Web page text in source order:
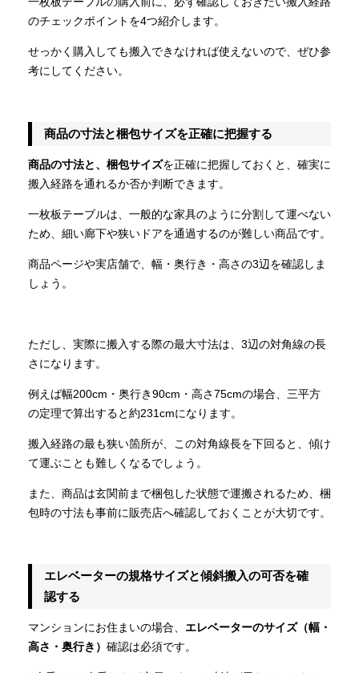
のチェックポイントを4つ紹介します。
せっかく購入しても搬入できなければ使えないので、ぜひ参
考にしてください。
商品の寸法と梱包サイズを正確に把握する
商品の寸法と、梱包サイズを正確に把握しておくと、確実に
搬入経路を通れるか否か判断できます。
一枚板テーブルは、一般的な家具のように分割して運べない
ため、細い廊下や狭いドアを通過するのが難しい商品です。
商品ページや実店舗で、幅・奥行き・高さの3辺を確認しま
しょう。
ただし、実際に搬入する際の最大寸法は、3辺の対角線の長
さになります。
例えば幅200cm・奥行き90cm・高さ75cmの場合、三平方
の定理で算出すると約231cmになります。
搬入経路の最も狭い箇所が、この対角線長を下回ると、傾け
て運ぶことも難しくなるでしょう。
また、商品は玄関前まで梱包した状態で運搬されるため、梱
包時の寸法も事前に販売店へ確認しておくことが大切です。
エレベーターの規格サイズと傾斜搬入の可否を確
認する
マンションにお住まいの場合、 エレベーターのサイズ（幅・
高さ・奥行き） 確認は必須です。